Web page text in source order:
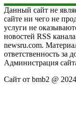
Данный сайт не
сайте ни чего не
услуги не
новостей RSS
newsru.com.
ответственность за
Администрация
Сайт от bmb2 @ 2024